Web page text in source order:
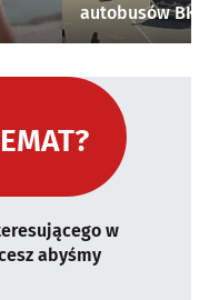
autobusów
w
abyśmy